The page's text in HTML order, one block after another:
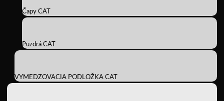
Čapy CAT
Puzdrá CAT
VYMEDZOVACIA PODLOŽKA CAT